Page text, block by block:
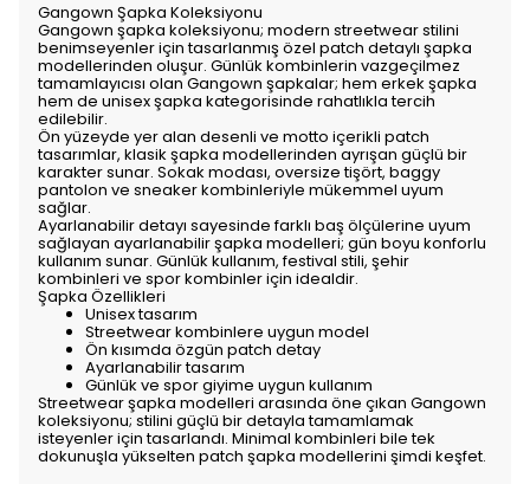
Gangown Şapka Koleksiyonu
Gangown şapka koleksiyonu; modern streetwear stilini
benimseyenler için tasarlanmış özel patch detaylı şapka
modellerinden oluşur. Günlük kombinlerin vazgeçilmez
tamamlayıcısı olan Gangown şapkalar; hem erkek şapka
hem de unisex şapka kategorisinde rahatlıkla tercih
edilebilir.
Ön yüzeyde yer alan desenli ve motto içerikli patch
tasarımlar, klasik şapka modellerinden ayrışan güçlü bir
karakter sunar. Sokak modası, oversize tişört, baggy
pantolon ve sneaker kombinleriyle mükemmel uyum
sağlar.
Ayarlanabilir detayı sayesinde farklı baş ölçülerine uyum
sağlayan ayarlanabilir şapka modelleri; gün boyu konforlu
kullanım sunar. Günlük kullanım, festival stili, şehir
kombinleri ve spor kombinler için idealdir.
Şapka Özellikleri
Unisex tasarım
Streetwear kombinlere uygun model
Ön kısımda özgün patch detay
Ayarlanabilir tasarım
Günlük ve spor giyime uygun kullanım
Streetwear şapka modelleri arasında öne çıkan Gangown
koleksiyonu; stilini güçlü bir detayla tamamlamak
isteyenler için tasarlandı. Minimal kombinleri bile tek
dokunuşla yükselten patch şapka modellerini şimdi keşfet.